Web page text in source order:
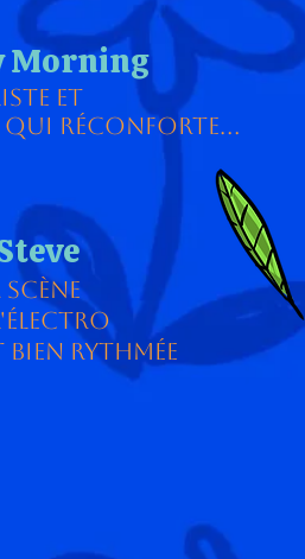
rythmée
Morning
et
qui réconforte...